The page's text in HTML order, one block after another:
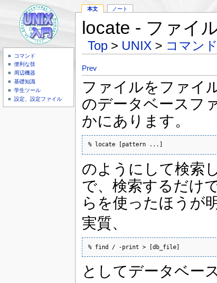
コマンド
便利な技
周辺機器
基礎知識
学生ツール
設定、設定ファイル
本文 ノート
locate - ファイ
Top > UNIX > コマン
Prev
ファイルをファイ
のデータベースフ
かにあります。
% locate [pattern ...]
のようにして検索
で、検索するだけ
らを使ったほうが
実質、
% find / -print > [db_file]
としてデータベー